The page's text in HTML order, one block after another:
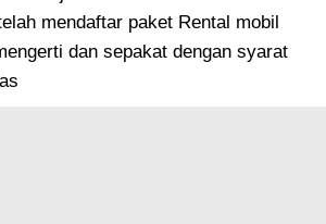
mendaftar paket Rental mobil
dan sepakat dengan syarat